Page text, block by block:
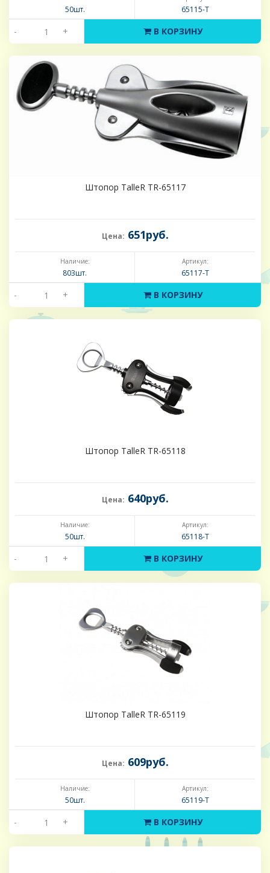
50шт. 65115-Т
- + В КОРЗИНУ
Штопор TalleR TR-65117
Цена: 651руб.
Наличие:
803шт.
Артикул:
65117-Т
- + В КОРЗИНУ
Штопор TalleR TR-65118
Цена: 640руб.
Наличие:
50шт.
Артикул:
65118-Т
- + В КОРЗИНУ
Штопор TalleR TR-65119
Цена: 609руб.
Наличие:
50шт.
Артикул:
65119-Т
- + В КОРЗИНУ